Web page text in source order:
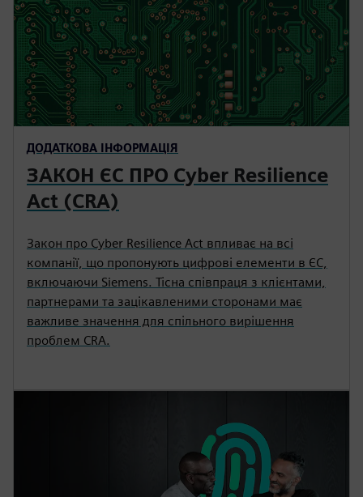
ДОДАТКОВА ІНФОРМАЦІЯ
ЗАКОН ЄС ПРО Cyber Resilience
Act (CRA)
Закон про Cyber Resilience Act впливає на всі
компанії, що пропонують цифрові елементи в ЄС,
включаючи Siemens. Тісна співпраця з клієнтами,
партнерами та зацікавленими сторонами має
важливе значення для спільного вирішення
проблем CRA.